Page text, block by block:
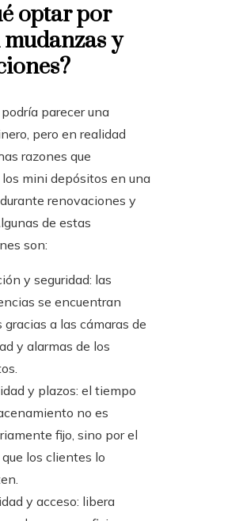
optar por
mudanzas y
parecer una
pero en realidad
razones que
mini depósitos en una
renovaciones y
de estas
son:
y seguridad: las
se encuentran
gracias a las cámaras de
y alarmas de los
y plazos: el tiempo
no es
fijo, sino por el
los clientes lo
y acceso: libera